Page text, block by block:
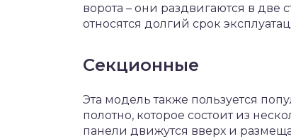
ворота – они раздвигаются в две
относятся долгий срок
Секционные
Эта модель также пользуется
полотно, которое состоит из
панели движутся вверх и